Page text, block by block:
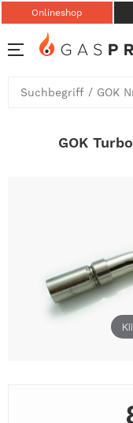
Onlineshop
GOK